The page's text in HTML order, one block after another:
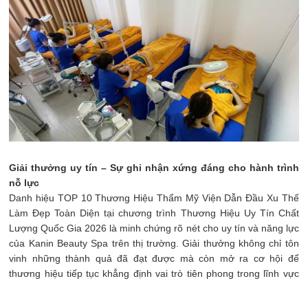
Giải thưởng uy tín – Sự ghi nhận xứng đáng cho hành trình
nỗ lực
Danh hiệu TOP 10 Thương Hiệu Thẩm Mỹ Viện Dẫn Đầu Xu Thế
Làm Đẹp Toàn Diện tại chương trình Thương Hiệu Uy Tín Chất
Lượng Quốc Gia 2026 là minh chứng rõ nét cho uy tín và năng lực
của Kanin Beauty Spa trên thị trường. Giải thưởng không chỉ tôn
vinh những thành quả đã đạt được mà còn mở ra cơ hội để
thương hiệu tiếp tục khẳng định vai trò tiên phong trong lĩnh vực